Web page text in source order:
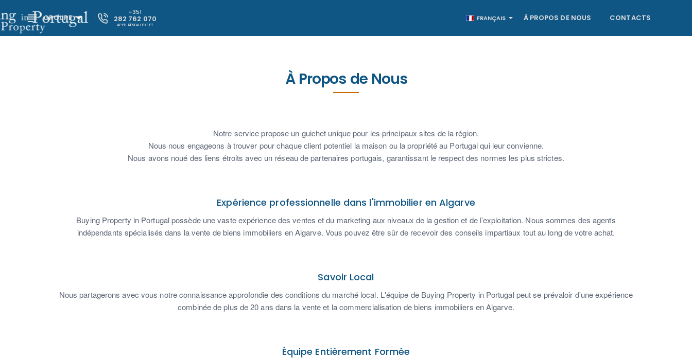
GROUPE
+351
282 762 070
APPEL RÉSEAU FIXE PT
FRANÇAIS À PROPOS DE NOUS CONTACTS
À Propos de Nous
Notre service propose un guichet unique pour les principaux sites de la région.
Nous nous engageons à trouver pour chaque client potentiel la maison ou la propriété au Portugal qui leur convienne.
Nous avons noué des liens étroits avec un réseau de partenaires portugais, garantissant le respect des normes les plus strictes.
Expérience professionnelle dans l'immobilier en Algarve
Buying Property in Portugal possède une vaste expérience des ventes et du marketing aux niveaux de la gestion et de l’exploitation. Nous sommes des agents
indépendants spécialisés dans la vente de biens immobiliers en Algarve. Vous pouvez être sûr de recevoir des conseils impartiaux tout au long de votre achat.
Savoir Local
Nous partagerons avec vous notre connaissance approfondie des conditions du marché local. L'équipe de Buying Property in Portugal peut se prévaloir d'une expérience
combinée de plus de 20 ans dans la vente et la commercialisation de biens immobiliers en Algarve.
Équipe Entièrement Formée